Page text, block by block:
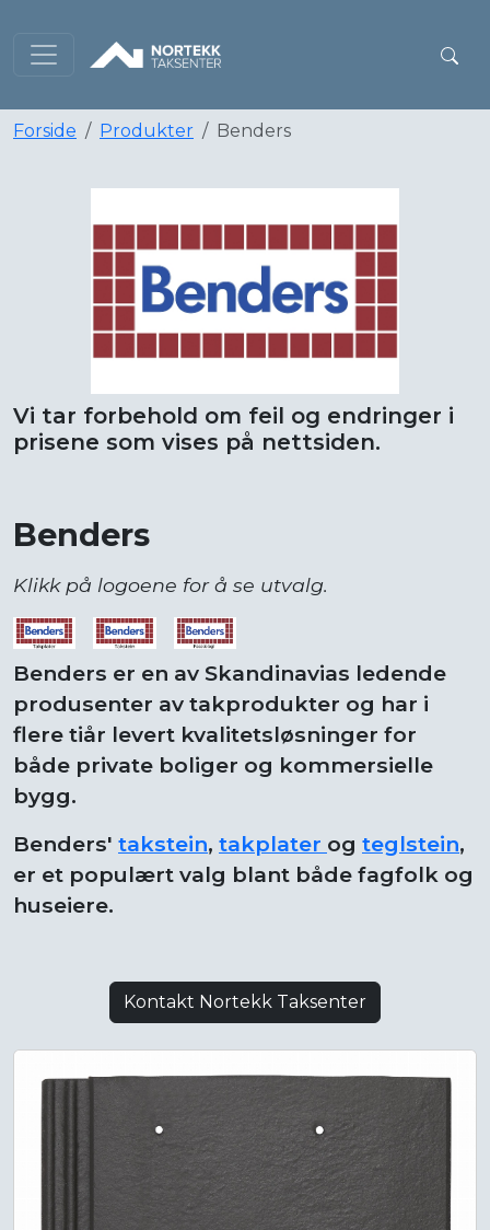
Forside Produkter Benders
Vi tar forbehold om feil og endringer i
prisene som vises på nettsiden.
Benders
Klikk på logoene for å se utvalg.
Benders er en av Skandinavias ledende
produsenter av takprodukter og har i
flere tiår levert kvalitetsløsninger for
både private boliger og kommersielle
bygg.
Benders' takstein, takplater og teglstein,
er et populært valg blant både fagfolk og
huseiere.
Kontakt Nortekk Taksenter